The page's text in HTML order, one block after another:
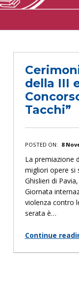
della III
Tacchi”
POSTED ON: 8
La premiazione
migliori opere si
Ghislieri di
Giornata
violenza contro
serata è…
Continue